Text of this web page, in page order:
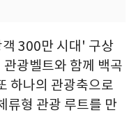
300만 시대' 구상
광벨트와 함께 백곡
하나의 관광축으로
류형 관광 루트를 만